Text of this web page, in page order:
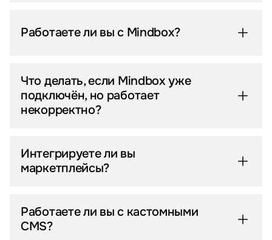
Работаете ли вы с Mindbox?
Что делать, если Mindbox уже
подключён, но работает
некорректно?
Интегрируете ли вы
маркетплейсы?
Работаете ли вы с кастомными
CMS?